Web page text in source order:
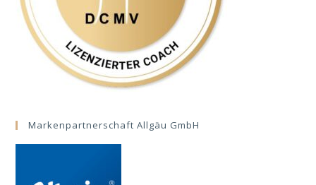
Markenpartnerschaft Allgäu GmbH